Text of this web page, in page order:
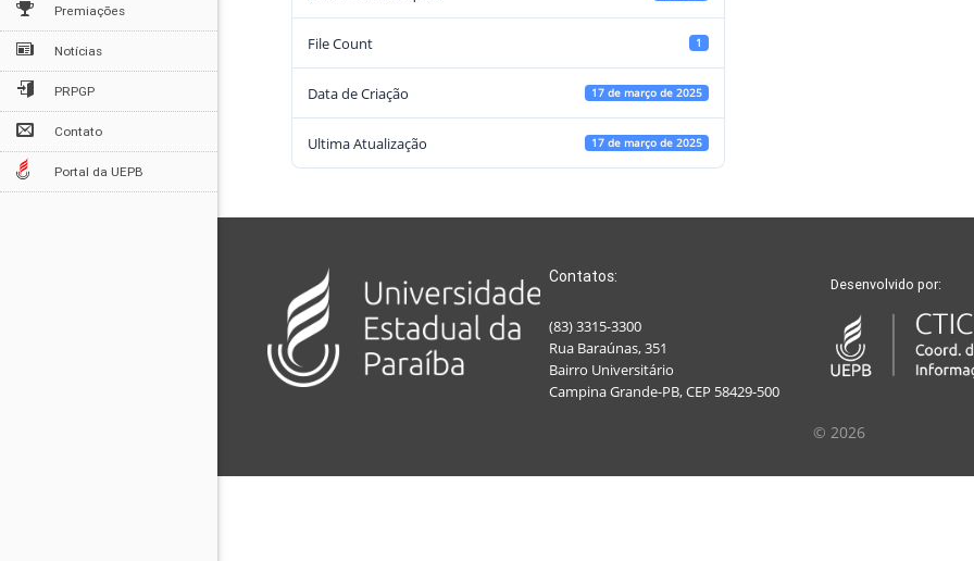
Premiações
Notícias
PRPGP
Contato
Portal da UEPB
File Count 1
Data de Criação 17 de março de 2025
Ultima Atualização 17 de março de 2025
Contatos:
(83) 3315-3300
Rua Baraúnas, 351
Bairro Universitário
Campina Grande-PB, CEP 58429-500
Desenvolvido por:
© 2026